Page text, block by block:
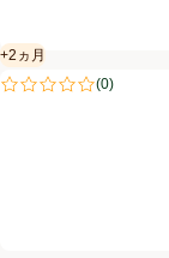
竹内農産 中山道和田
+2ヵ月
賞味・消費期限保
(0)
評価は0件のレビュー